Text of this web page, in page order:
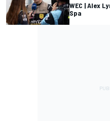
WEC | Alex
Spa